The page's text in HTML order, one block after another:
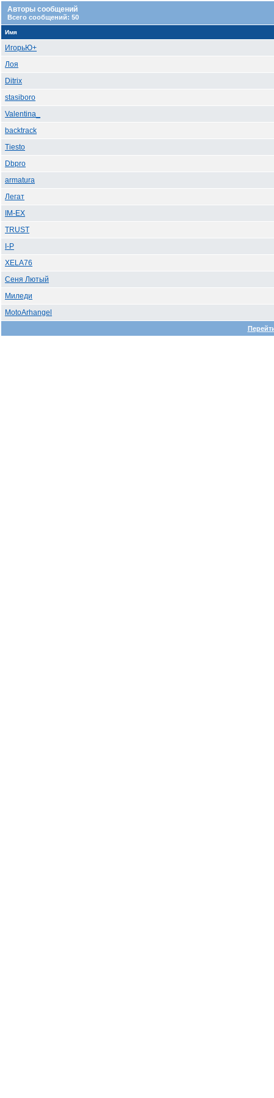
Авторы сообщений
Всего сообщений: 50
Имя
ИгорьЮ+
Лоя
Ditrix
stasiboro
Valentina_
backtrack
Tiesto
Dbpro
armatura
Легат
IM-EX
TRUST
I-P
XELA76
Сеня Лютый
Миледи
MotoArhangel